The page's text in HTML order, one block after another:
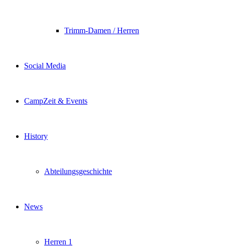
Trimm-Damen / Herren
Social Media
CampZeit & Events
History
Abteilungsgeschichte
News
Herren 1